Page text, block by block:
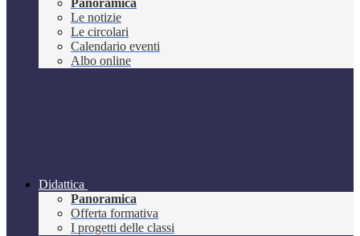
Panoramica
Le notizie
Le circolari
Calendario eventi
Albo online
Didattica
Panoramica
Offerta formativa
I progetti delle classi